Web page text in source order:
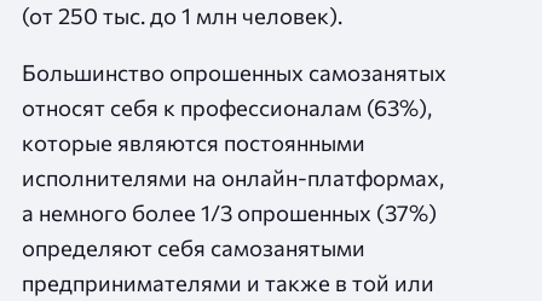
(от 250 тыс. до 1 млн человек).
Большинство опрошенных самозанятых
относят себя к профессионалам (63%),
которые являются постоянными
исполнителями на онлайн-платформах,
а немного более 1/3 опрошенных (37%)
определяют себя самозанятыми
предпринимателями и также в той или